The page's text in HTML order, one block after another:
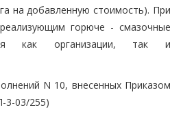
на добавленную стоимость). При
горюче - смазочные
как организации, так и
N 10, внесенных Приказом
3-03/255)